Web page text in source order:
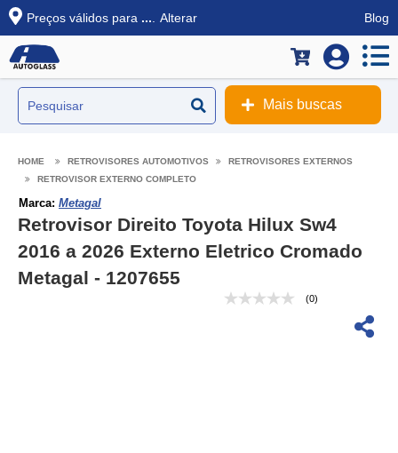
Preços válidos para ... Alterar Blog
Mais buscas
RETROVISORES AUTOMOTIVOS
RETROVISORES EXTERNOS
RETROVISOR EXTERNO COMPLETO
Marca: Metagal
Retrovisor Direito Toyota Hilux Sw4
2016 a 2026 Externo Eletrico Cromado
Metagal - 1207655
(0)